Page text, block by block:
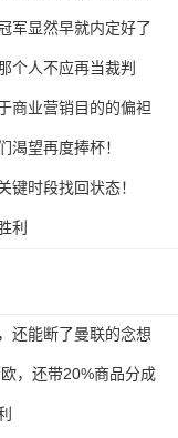
军显然早就内定好了
个人不应再当裁判
商业营销目的的偏袒
渴望再度捧杯！
键时段找回状态！
利
还能断了曼联的念想
，还带20%商品分成